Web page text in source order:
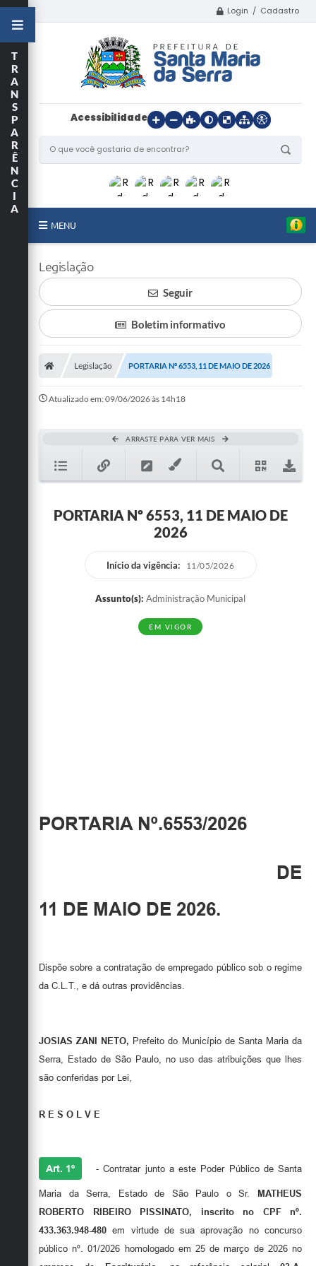
Login / Cadastro
Acessibilidade
MENU
O Município
Departamentos
Turismo
Cultura
Conselhos Municipais
Notícias
Emprega
T
R
A
N
S
P
A
R
Ê
N
C
I
A
Legislação
Seguir
Boletim informativo
Legislação PORTARIA Nº 6553, 11 DE MAIO DE 2026
Atualizado em: 09/06/2026 às 14h18
ARRASTE PARA VER MAIS
PORTARIA Nº 6553, 11 DE MAIO DE
2026
Início da vigência: 11/05/2026
Assunto(s): Administração Municipal
EM VIGOR
PORTARIA Nº.6553/2026
DE
11 DE MAIO DE 2026.
Dispõe sobre a contratação de empregado público sob o regime
da C.L.T., e dá outras providências.
JOSIAS ZANI NETO, Prefeito do Município de Santa Maria da
Serra, Estado de São Paulo, no uso das atribuições que lhes
são conferidas por Lei,
R E S O L V E
Art. 1º - Contratar junto a este Poder Público de Santa
Maria da Serra, Estado de São Paulo o Sr. MATHEUS
ROBERTO RIBEIRO PISSINATO, inscrito no CPF nº.
433.363.948-480em virtude de sua aprovação no concurso
público nº. 01/2026 homologado em 25 de março de 2026 no